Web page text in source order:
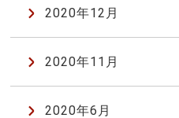
2020年12月
2020年11月
2020年6月